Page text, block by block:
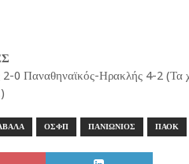
0 Παναθηναϊκός-Ηρακλής 4-2 (Τα
ΟΣΦΠ ΠΑΝΙΩΝΙΟΣ ΠΑΟΚ